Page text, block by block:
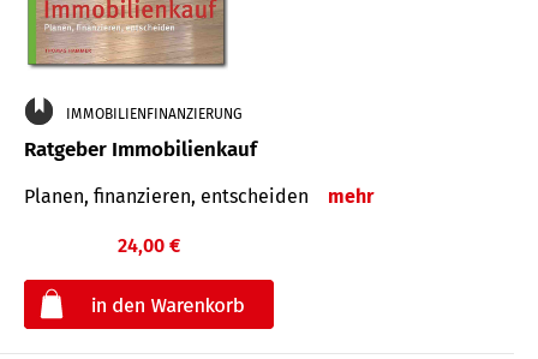
IMMOBILIENFINANZIERUNG
Ratgeber Immobilienkauf
Planen, finanzieren, entscheiden mehr
24,00 €